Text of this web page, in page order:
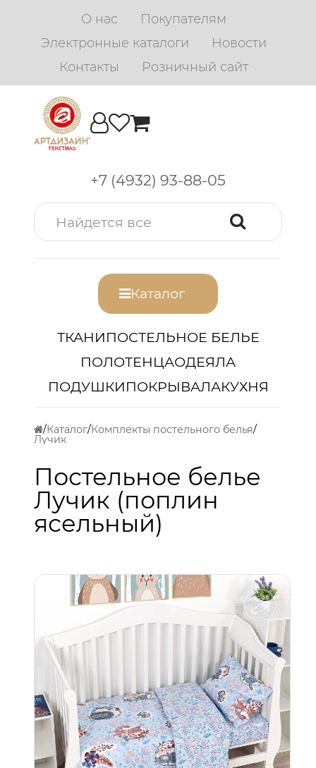
О нас
Покупателям
Электронные каталоги
Новости
Контакты
Розничный сайт
+7 (4932) 93-88-05
Каталог
ТКАНИПОСТЕЛЬНОЕ БЕЛЬЕ
ПОЛОТЕНЦАОДЕЯЛА
ПОДУШКИПОКРЫВАЛАКУХНЯ
Каталог Комплекты постельного белья
Лучик
Постельное белье
Лучик (поплин
ясельный)